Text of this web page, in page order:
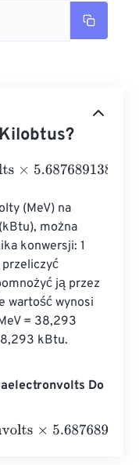
e
(MeV) na
można
konwersji: 1
ją przez
wartość wynosi
= 38,293
kBtu.
Do
5.687689138743355